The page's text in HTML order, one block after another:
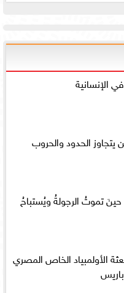
الإنسانية
الحدود والحروب
تموتُ الرجولةُ ويُستباحُ
الأولمبياد الخاص المصري